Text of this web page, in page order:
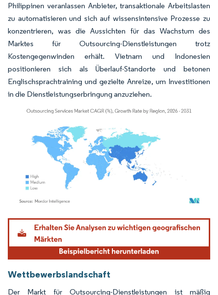
Philippinen veranlassen Anbieter, transaktionale Arbeitslasten
zu automatisieren und sich auf wissensintensive Prozesse zu
konzentrieren, was die Aussichten für das Wachstum des
Marktes für Outsourcing-Dienstleistungen trotz
Kostengegenwinden erhält. Vietnam und Indonesien
positionieren sich als Überlauf-Standorte und betonen
Englischsprachtraining und gezielte Anreize, um Investitionen
in die Dienstleistungserbringung anzuziehen.
Bild © Mordor Intelligence. Wiederverwendung erfordert Namensnennung gemäß
Wettbewerbslandschaft
Der Markt für Outsourcing-Dienstleistungen ist mäßig